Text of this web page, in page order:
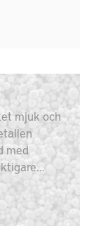
mjuk och
med
Målet för
i